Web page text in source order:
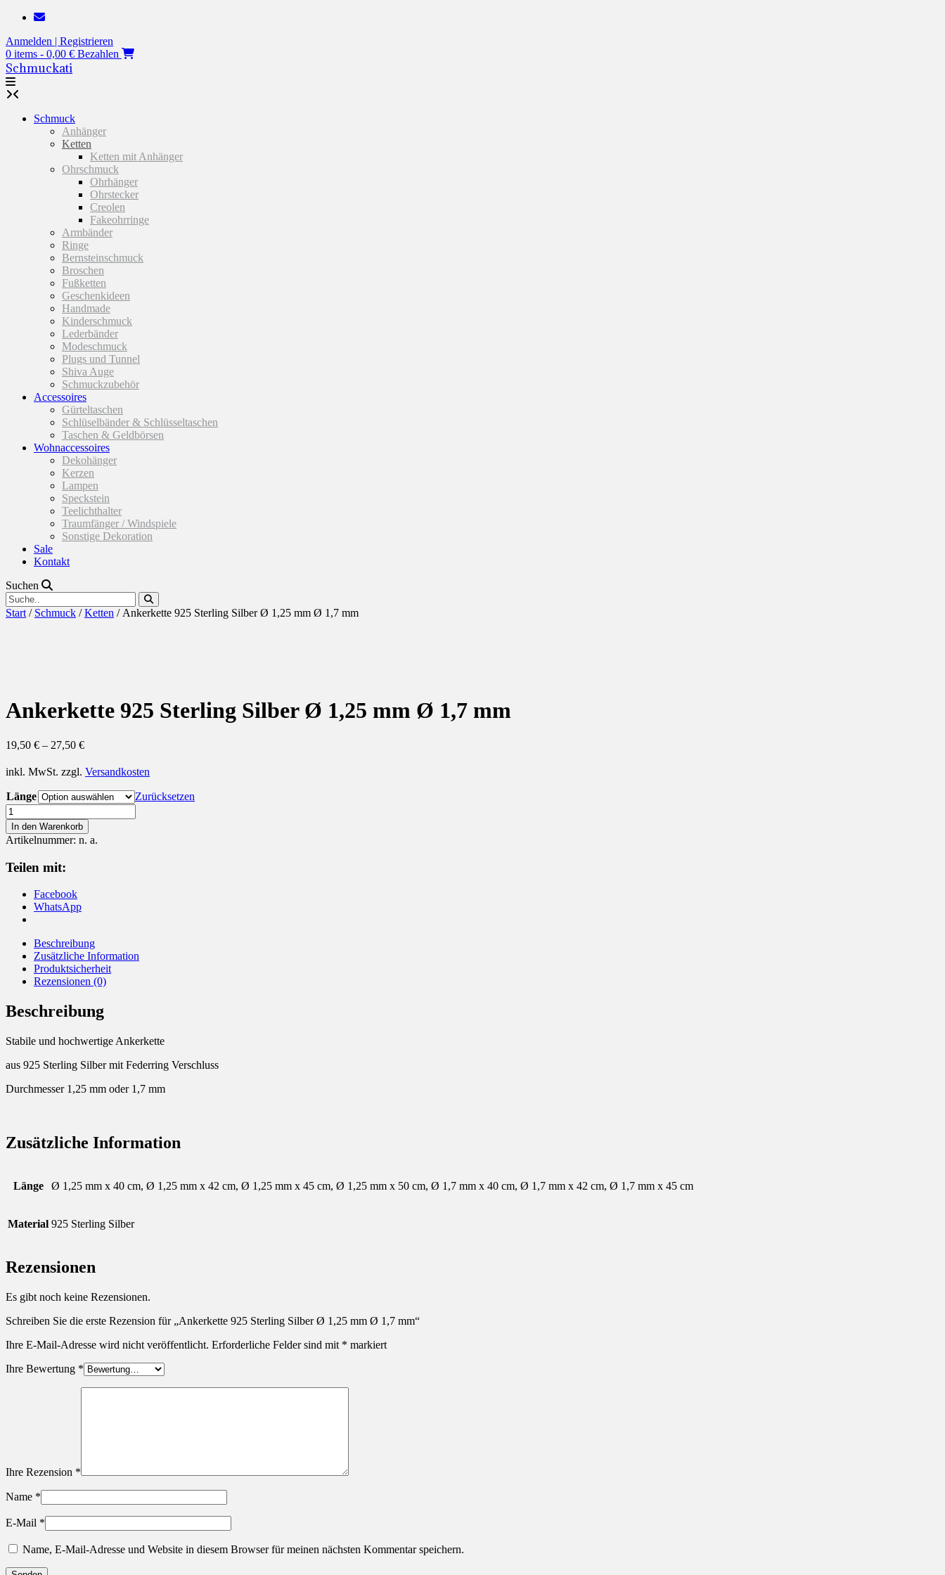
Zum
springen
Anmelden | Registrieren
0 items - 0,00 € Bezahlen
Schmuckati
Schmuck
Anhänger
Ketten
Ketten mit Anhänger
Ohrschmuck
Ohrhänger
Ohrstecker
Creolen
Fakeohrringe
Armbänder
Ringe
Bernsteinschmuck
Broschen
Fußketten
Geschenkideen
Handmade
Kinderschmuck
Lederbänder
Modeschmuck
Plugs und Tunnel
Shiva Auge
Schmuckzubehör
Accessoires
Gürteltaschen
Schlüselbänder & Schlüsseltaschen
Taschen & Geldbörsen
Wohnaccessoires
Dekohänger
Kerzen
Lampen
Speckstein
Teelichthalter
Traumfänger / Windspiele
Sonstige Dekoration
Sale
Kontakt
Suchen
Start / Schmuck /Ketten / Ankerkette 925 Sterling Silber Ø 1,25 mm Ø 1,7 mm
Ankerkette 925 Sterling Silber Ø 1,25 mm Ø 1,7 mm
19,50 € – 27,50 €
inkl. MwSt. zzgl. Versandkosten
Länge
Zurücksetzen
Ankerkette
925
Sterling
Silber
Ø
1,25
In den Warenkorb
Artikelnummer: n. a.
Teilen mit:
Facebook
WhatsApp
Beschreibung
Zusätzliche Information
Produktsicherheit
Rezensionen (0)
Beschreibung
Stabile und hochwertige Ankerkette
aus 925 Sterling Silber mit Federring Verschluss
Durchmesser 1,25 mm oder 1,7 mm
Zusätzliche Information
Länge Ø 1,25 mm x 40 cm, Ø 1,25 mm x 42 cm, Ø 1,25 mm x 45 cm, Ø 1,25 mm x 50 cm, Ø 1,7 mm x 40 cm, Ø 1,7 mm x 42 cm, Ø 1,7 mm x 45 cm
Material 925 Sterling Silber
Rezensionen
Es gibt noch keine Rezensionen.
Schreiben Sie die erste Rezension für „Ankerkette 925 Sterling Silber Ø 1,25 mm Ø 1,7 mm“
Ihre E-Mail-Adresse wird nicht veröffentlicht. Erforderliche Felder sind mit * markiert
Ihre Bewertung *
Ihre Rezension *
Name *
E-Mail *
Name, E-Mail-Adresse und Website in diesem Browser für meinen nächsten Kommentar speichern.